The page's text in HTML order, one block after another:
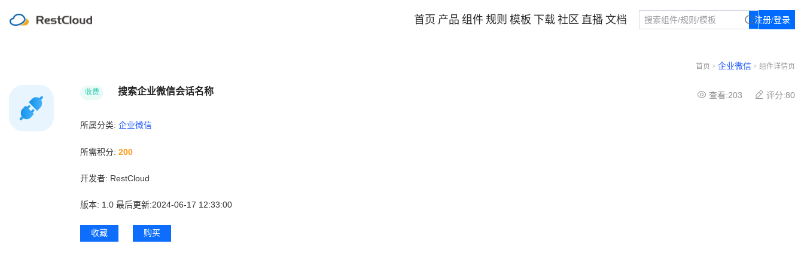
首页 产品 组件 规则 模板 下载 社区 直播 文档 注册/登录
首页 > 企业微信 > 组件详情页
收费 搜索企业微信会话名称 查看:203 评分:80
所属分类:企业微信
所需积分:200
开发者: RestCloud
版本: 1.0 最后更新:2024-06-17 12:33:00
收藏 购买